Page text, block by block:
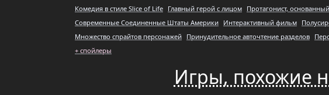
Комедия в стиле Slice of Life Главный герой с лицом Протагонист,
Современные Соединенные Штаты Америки Интерактивный фильм
Множество спрайтов персонажей Принудительное авточтение разделов
+ спойлеры
Игры, похожие